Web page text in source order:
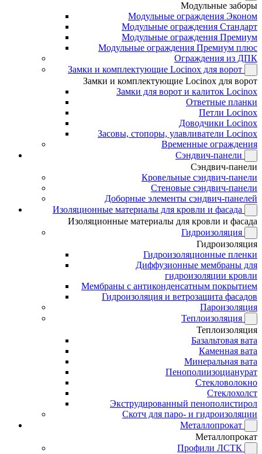
Модульные заборы
Модульные ограждения Эконом
Модульные ограждения Стандарт
Модульные ограждения Премиум
Модульные ограждения Премиум плюс
Ограждения из ДПК
Замки и комплектующие Locinox для ворот
Замки и комплектующие Locinox для ворот
Замки для ворот и калиток Locinox
Ответные планки
Петли Locinox
Доводчики Locinox
Засовы, стопоры, улавливатели Locinox
Временные ограждения
Сэндвич-панели
Сэндвич-панели
Кровельные сэндвич-панели
Стеновые сэндвич-панели
Доборные элементы сэндвич-панелей
Изоляционные материалы для кровли и фасада
Изоляционные материалы для кровли и фасада
Гидроизоляция
Гидроизоляция
Гидроизоляционные пленки
Диффузионные мембраны для
гидроизоляции кровли
Мембраны с антиконденсатным покрытием
Гидроизоляция и ветрозащита фасадов
Пароизоляция
Теплоизоляция
Теплоизоляция
Базальтовая вата
Каменная вата
Минеральная вата
Пенополиизоцианурат
Стекловолокно
Стеклохолст
Экструдированный пенополистирол
Скотч для паро- и гидроизоляции
Металлопрокат
Металлопрокат
Профили ЛСТК